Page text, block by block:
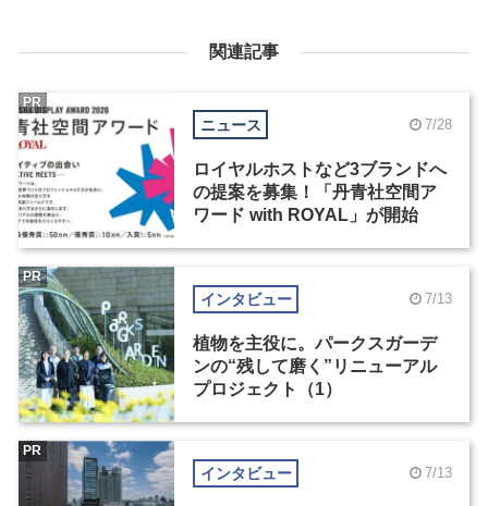
関連記事
ニュース 7/28
ロイヤルホストなど3ブランドへ
の提案を募集！「丹青社空間ア
ワード with ROYAL」が開始
PR
インタビュー 7/13
植物を主役に。パークスガーデ
ンの“残して磨く”リニューアル
プロジェクト（1）
PR
インタビュー 7/13
PR